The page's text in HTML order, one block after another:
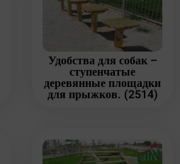
Удобства для собак –
ступенчатые
деревянные площадки
для прыжков. (2514)